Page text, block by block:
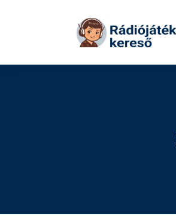
Tovább a tartalomhoz